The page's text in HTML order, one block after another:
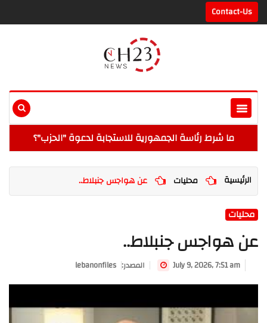
Contact-Us
ما شرط رئاسة الجمهورية للاستجابة لدعوة "الحزب"؟
الرئيسية محليات عن هواجس جنبلاط..
محليات
عن هواجس جنبلاط..
lebanonfiles :المصدر July 9, 2026, 7:51 am